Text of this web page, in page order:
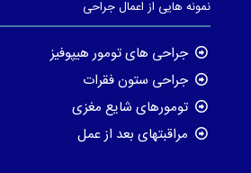
نمونه هایی از اعمال جراحی
جراحی های تومور هیپوفیز
جراحی ستون فقرات
تومورهای شایع مغزی
مراقبتهای بعد از عمل